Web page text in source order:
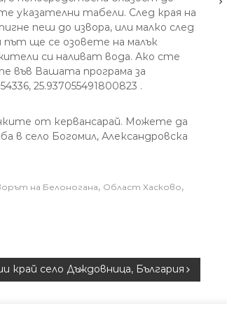
указателни табели. След края на
пеш до извора, или малко след
ще се озовете на малък
си наливат вода. Ако сте
във Вашата програма за
25.937055491800823 .
от кервансарай. Можете да
в село Богомил, Александровска
на Белоногана, Област Хасково,
край село Дъждовница, България